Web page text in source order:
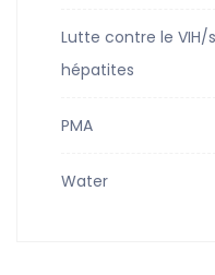
Lutte contre le VIH/
hépatites
PMA
Water